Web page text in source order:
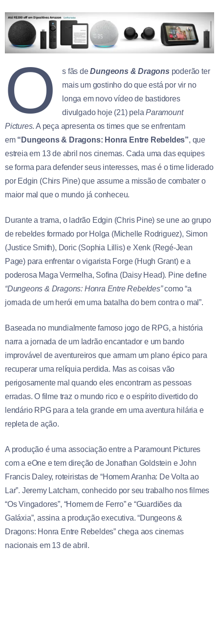
O s fãs deDungeons & Dragons poderão ter
mais um gostinho do que está por vir no
longa em novo vídeo de bastidores
divulgado hoje (21) pelaParamount
Pictures. A peça apresenta os times que se enfrentam
em “Dungeons & Dragons: Honra Entre Rebeldes”, que
estreia em 13 de abril nos cinemas. Cada uma das equipes
se forma para defender seus interesses, mas é o time liderado
por Edgin (Chirs Pine) que assume a missão de combater o
maior mal que o mundo já conheceu.
Durante a trama, o ladrão Edgin (Chris Pine) se une ao grupo
de rebeldes formado por Holga (Michelle Rodriguez), Simon
(Justice Smith), Doric (Sophia Lillis) e Xenk (Regé-Jean
Page) para enfrentar o vigarista Forge (Hugh Grant) e a
poderosa Maga Vermelha, Sofina (Daisy Head). Pine define
“Dungeons & Dragons: Honra Entre Rebeldes”como “a
jornada de um herói em uma batalha do bem contra o mal”.
Baseada no mundialmente famoso jogo de RPG, a história
narra a jornada de um ladrão encantador e um bando
improvável de aventureiros que armam um plano épico para
recuperar uma relíquia perdida. Mas as coisas vão
perigosamente mal quando eles encontram as pessoas
erradas. O filme traz o mundo rico e o espírito divertido do
lendário RPG para a tela grande em uma aventura hilária e
repleta de ação.
A produção é uma associação entre a Paramount Pictures
com a eOne e tem direção de Jonathan Goldstein e John
Francis Daley, roteiristas de “Homem Aranha: De Volta ao
Lar”. Jeremy Latcham, conhecido por seu trabalho nos filmes
“Os Vingadores”, “Homem de Ferro” e “Guardiões da
Galáxia”, assina a produção executiva. “Dungeons &
Dragons: Honra Entre Rebeldes” chega aos cinemas
nacionais em 13 de abril.